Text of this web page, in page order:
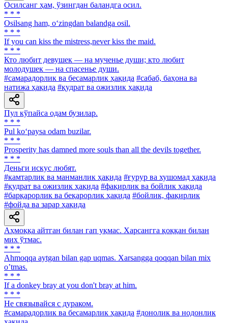
Осилсанг ҳам, ўзингдан баландга осил.
* * *
Osilsang ham, o‘zingdan balandga osil.
* * *
If you can kiss the mistress,never kiss the maid.
* * *
Кто любит девушек — на мученье души; кто любит
молодушек — на спасенье души.
#самарадорлик ва бесамарлик ҳақида #сабаб, баҳона ва
натижа ҳақида #қудрат ва ожизлик ҳақида
Пул кўпайса одам бузилар.
* * *
Pul ko‘paysa odam buzilar.
* * *
Prosperity has damned more souls than all the devils together.
* * *
Деньги искус любят.
#камтарлик ва манманлик ҳақида #ғурур ва хушомад ҳақида
#қудрат ва ожизлик ҳақида #фақирлик ва бойлик ҳақида
#барқарорлик ва беқарорлик ҳақида #бойлик, фақирлик
#фойда ва зарар ҳақида
Аҳмоққа айтган билан гап уқмас. Харсангга қоққан билан
мих ўтмас.
* * *
Аhmoqqa aytgan bilan gap uqmas. Xarsangga qoqqan bilan mix
oʼtmas.
* * *
If a donkey bray at you don't bray at him.
* * *
He связывайся с дураком.
#самарадорлик ва бесамарлик ҳақида #донолик ва нодонлик